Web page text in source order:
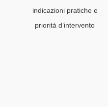
indicazioni pratiche e
priorità d’intervento